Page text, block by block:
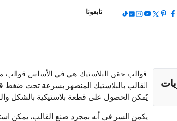
تابعونا
قوالب حقن البلاستيك هي في الأساس قوالب
القالب بالبلاستيك المنصهر بسرعة تحت ضغط
يُمكن الحصول على قطعة بلاستيكية بالشكل
يكمن السر في أنه بمجرد صنع القالب، يمكن